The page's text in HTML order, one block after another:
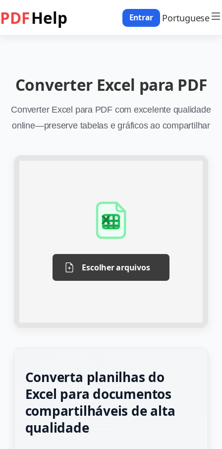
PDFHelp Entrar Portuguese
Converter Excel para PDF
Converter Excel para PDF com excelente qualidade
online—preserve tabelas e gráficos ao compartilhar
Escolher arquivos
Converta planilhas do
Excel para documentos
compartilháveis de alta
qualidade